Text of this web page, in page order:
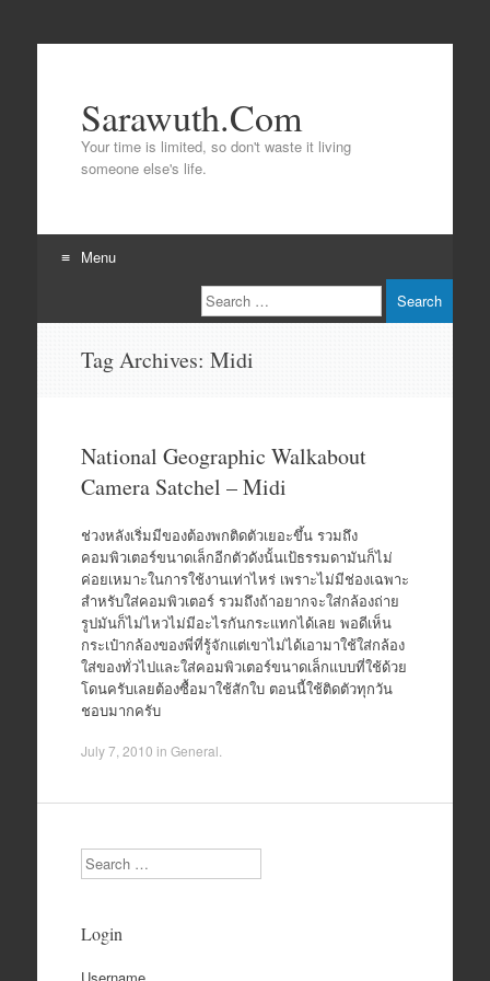
Sarawuth.Com
Your time is limited, so don't waste it living
someone else's life.
Menu
to
Search
Tag Archives: Midi
National Geographic Walkabout
Camera Satchel – Midi
ช่วงหลังเริ่มมีของต้องพกติดตัวเยอะขึ้น รวมถึง
คอมพิวเตอร์ขนาดเล็กอีกตัวดังนั้นเป้ธรรมดามันก็ไม่
ค่อยเหมาะในการใช้งานเท่าไหร่ เพราะไม่มีช่องเฉพาะ
สำหรับใส่คอมพิวเตอร์ รวมถึงถ้าอยากจะใส่กล้องถ่าย
รูปมันก็ไม่ไหวไม่มีอะไรกันกระแทกได้เลย พอดีเห็น
กระเป๋ากล้องของพี่ที่รู้จักแต่เขาไม่ได้เอามาใช้ใส่กล้อง
ใส่ของทั่วไปและใส่คอมพิวเตอร์ขนาดเล็กแบบที่ใช้ด้วย
โดนครับเลยต้องซื้อมาใช้สักใบ​ ตอนนี้ใช้ติดตัวทุกวัน
ชอบมากครับ
July 7, 2010 in General
Search
Login